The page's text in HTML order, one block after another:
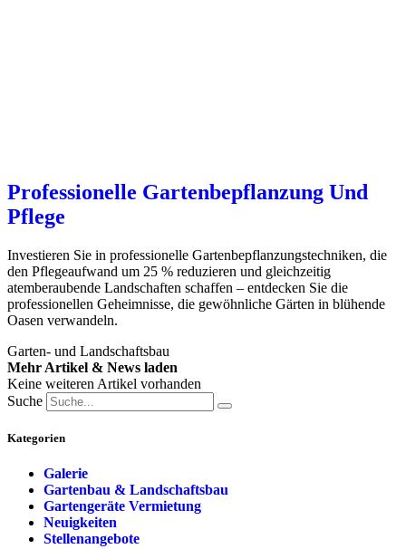
Professionelle Gartenbepflanzung Und
Pflege
Investieren Sie in professionelle Gartenbepflanzungstechniken, die
den Pflegeaufwand um 25 % reduzieren und gleichzeitig
atemberaubende Landschaften schaffen – entdecken Sie die
professionellen Geheimnisse, die gewöhnliche Gärten in blühende
Oasen verwandeln.
Garten- und Landschaftsbau
Mehr Artikel & News laden
Keine weiteren Artikel vorhanden
Suche
Kategorien
Galerie
Gartenbau & Landschaftsbau
Gartengeräte Vermietung
Neuigkeiten
Stellenangebote